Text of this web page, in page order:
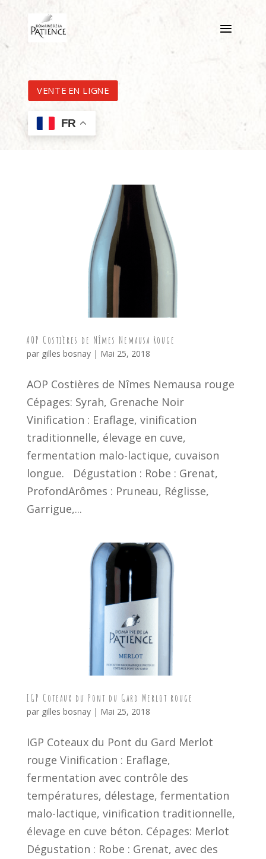
VENTE EN LIGNE
FR
AOP Costières de Nîmes Nemausa Rouge
par gilles bosnay| Mai 25, 2018
AOP Costières de Nîmes Nemausa rouge
Cépages: Syrah, Grenache Noir
Vinification : Eraflage, vinification
traditionnelle, élevage en cuve,
fermentation malo-lactique, cuvaison
longue. Dégustation : Robe : Grenat,
ProfondArômes : Pruneau, Réglisse,
Garrigue,...
IGP Coteaux du Pont du Gard Merlot rouge
par gilles bosnay| Mai 25, 2018
IGP Coteaux du Pont du Gard Merlot
rouge Vinification : Eraflage,
fermentation avec contrôle des
températures, délestage, fermentation
malo-lactique, vinification traditionnelle,
élevage en cuve béton. Cépages: Merlot
Dégustation : Robe : Grenat, avec des